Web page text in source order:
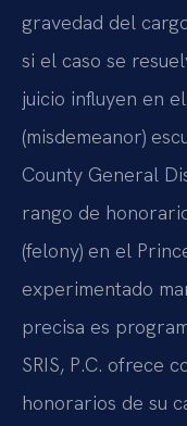
gravedad del
si el caso se
juicio influyen en
(misdemeanor)
County General
rango de
(felony) en el
experimentado
precisa es
SRIS, P.C. ofrece
honorarios de su